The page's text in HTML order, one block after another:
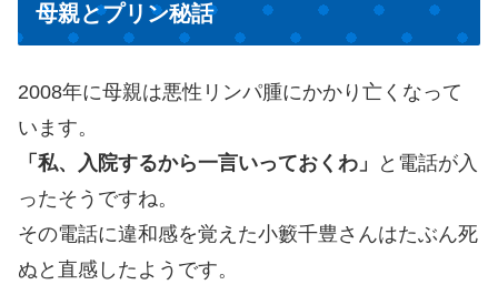
母親とプリン秘話
2008年に母親は悪性リンパ腫にかかり亡くなって
います。
「私、入院するから一言いっておくわ」
と電話が入
ったそうですね。
その電話に違和感を覚えた小籔千豊さんはたぶん死
ぬと直感したようです。